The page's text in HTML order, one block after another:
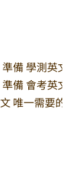
備 學測英文
備 會考英文
唯一需要的